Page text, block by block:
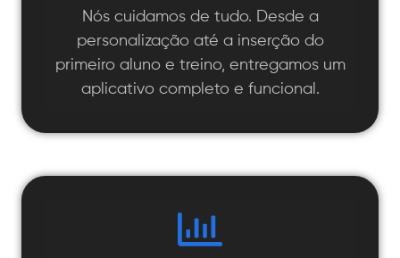
Nós cuidamos de tudo. Desde a
personalização até a inserção do
primeiro aluno e treino, entregamos um
aplicativo completo e funcional.